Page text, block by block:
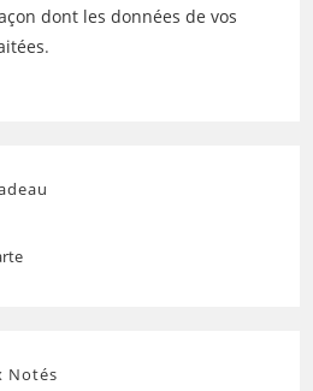
dont les données de vos
.
Notés